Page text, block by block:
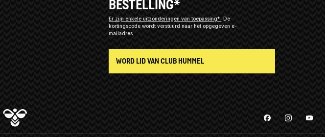
BESTELLING*
Er zijn enkele uitzonderingen van toepassing* De
kortingscode wordt verstuurd naar het opgegeven e-
mailadres.
WORD LID VAN CLUB HUMMEL